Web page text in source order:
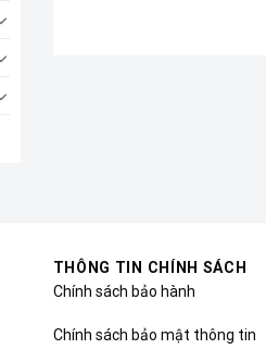
THÔNG TIN CHÍNH SÁCH
Chính sách bảo hành
Chính sách bảo mật thông tin